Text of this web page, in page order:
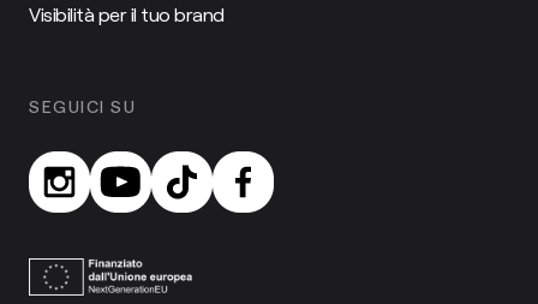
Visibilità per il tuo brand
SEGUICI SU